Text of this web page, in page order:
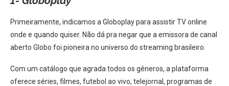
Primeiramente, indicamos a Globoplay para assistir TV online
onde e quando quiser. Não dá pra negar que a emissora de canal
aberto Globo foi pioneira no universo do streaming brasileiro.
Com um catálogo que agrada todos os gêneros, a plataforma
oferece séries, filmes, futebol ao vivo, telejornal, programas de